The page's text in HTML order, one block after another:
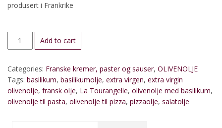
produsert i Frankrike
Basilikumolje,
fransk
Add to cart
Categories: Franske kremer, paster og sauser, OLIVENOLJE
Tags: basilikum, basilikumolje, extra virgen, extra virgin
olivenolje, fransk olje, La Tourangelle, olivenolje med basilikum,
olivenolje til pasta, olivenolje til pizza, pizzaolje, salatolje